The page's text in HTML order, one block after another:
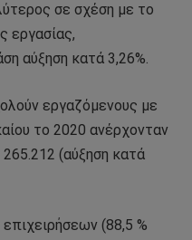
σε σχέση με το
εργασίας,
αύξηση κατά 3,26%.
εργαζόμενους με
το 2020 ανέρχονταν
(αύξηση κατά
(88,5 %